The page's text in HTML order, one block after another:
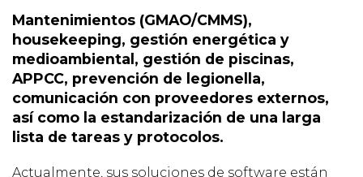
Mantenimientos (GMAO/CMMS),
housekeeping, gestión energética y
medioambiental, gestión de piscinas,
APPCC, prevención de legionella,
comunicación con proveedores externos,
así como la estandarización de una larga
lista de tareas y protocolos.
Actualmente, sus soluciones de software están